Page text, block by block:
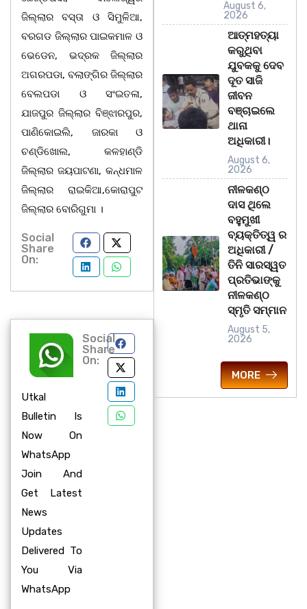
ଜିଲ୍ଲାର ବସ୍ତା ଓ ସିମୁଳିଆ,
ବରଗଡ ଜିଲ୍ଲାର ପାଇକମାଳ ଓ
ଭେଡେନ, ଭଦ୍ରକ ଜିଲ୍ଲାର
ଅଗରପଡା, ବଲାଙ୍ଗିର ଜିଲ୍ଲାର
ବେଲପଡା ଓ ସଂଇତଳା,
ଯାଜପୁର ଜିଲ୍ଲାର ବିଞ୍ଝାରପୁର,
ପାଣିକୋଇଲି, ଜାରକା ଓ
ଚଣ୍ଡିଖୋଲ, କଳହାଣ୍ଡି
ଜିଲ୍ଲାର ଜୟପାଟଣା, କନ୍ଧମାଳ
ଜିଲ୍ଲାର ରାଇକିଆ,କୋରାପୁଟ
ଜିଲ୍ଲାର ବୋରିଗୁମା ।
Social
Share
On:
Utkal
Bulletin Is
Now On
WhatsApp
Join And
Get Latest
News
Updates
Delivered To
You Via
WhatsApp
Social
Share
On:
August 6,
2026
ଆତ୍ମହତ୍ୟା
କରୁଥିବା
ଯୁବକକୁ ଦେବ
ଦୂତ ସାଜି
ଜୀବନ
ବଞ୍ଚାଇଲେ
ଥାନା
ଅଧିକାରୀ।
August 6,
2026
ନୀଳକଣ୍ଠ
ଦାସ ଥିଲେ
ବହୁମୁଖୀ
ବ୍ୟକ୍ତିତ୍ୱ ର
ଅଧିକାରୀ /
ତିନି ସାରସ୍ୱତ
ପ୍ରତିଭାଙ୍କୁ
ନୀଳକଣ୍ଠ
ସ୍ମୃତି ସମ୍ମାନ
August 5,
2026
MORE